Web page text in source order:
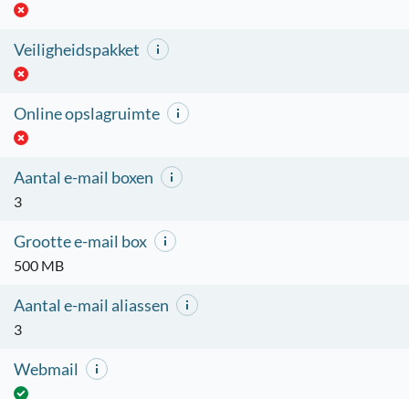
Veiligheidspakket
Online opslagruimte
Aantal e-mail boxen
3
Grootte e-mail box
500 MB
Aantal e-mail aliassen
3
Webmail